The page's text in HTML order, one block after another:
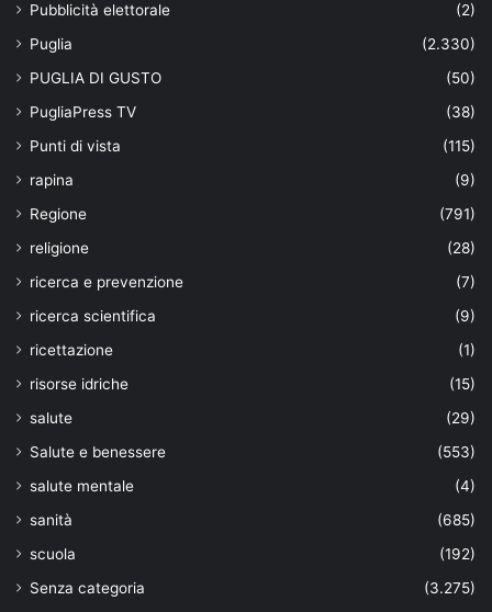
Pubblicità elettorale
(2)
Puglia
(2.330)
PUGLIA DI GUSTO
(50)
PugliaPress TV
(38)
Punti di vista
(115)
rapina
(9)
Regione
(791)
religione
(28)
ricerca e prevenzione
(7)
ricerca scientifica
(9)
ricettazione
(1)
risorse idriche
(15)
salute
(29)
Salute e benessere
(553)
salute mentale
(4)
sanità
(685)
scuola
(192)
Senza categoria
(3.275)